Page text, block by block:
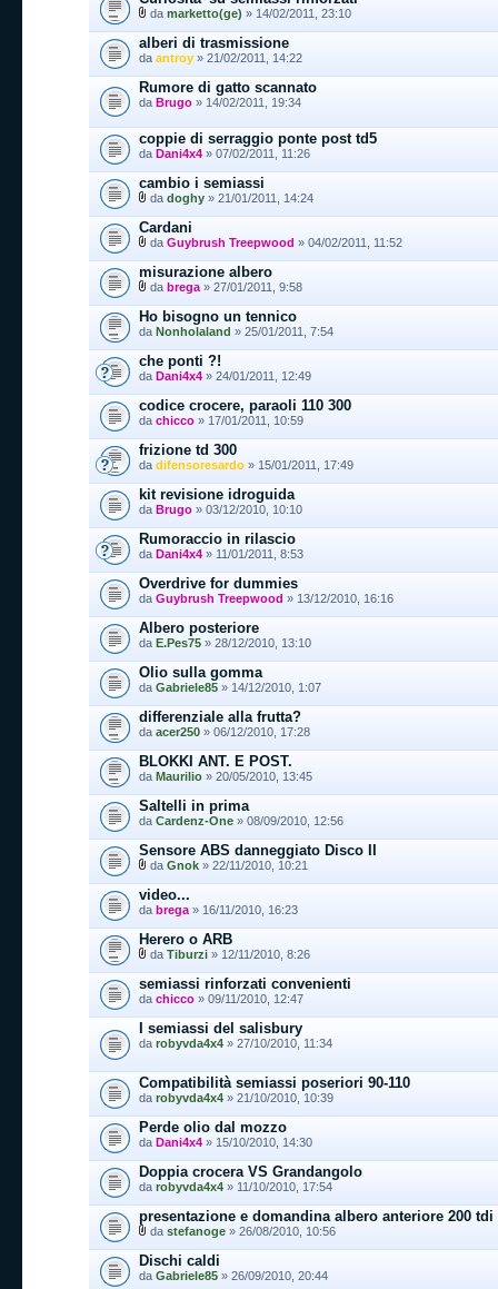
da marketto(ge) » 14/02/2011, 23:10
alberi di trasmissione
da antroy » 21/02/2011, 14:22
Rumore di gatto scannato
da Brugo » 14/02/2011, 19:34
coppie di serraggio ponte post td5
da Dani4x4 » 07/02/2011, 11:26
cambio i semiassi
da doghy » 21/01/2011, 14:24
Cardani
da Guybrush Treepwood » 04/02/2011, 11:52
misurazione albero
da brega » 27/01/2011, 9:58
Ho bisogno un tennico
da Nonholaland » 25/01/2011, 7:54
che ponti ?!
da Dani4x4 » 24/01/2011, 12:49
codice crocere, paraoli 110 300
da chicco » 17/01/2011, 10:59
frizione td 300
da difensoresardo » 15/01/2011, 17:49
kit revisione idroguida
da Brugo » 03/12/2010, 10:10
Rumoraccio in rilascio
da Dani4x4 » 11/01/2011, 8:53
Overdrive for dummies
da Guybrush Treepwood » 13/12/2010, 16:16
Albero posteriore
da E.Pes75 » 28/12/2010, 13:10
Olio sulla gomma
da Gabriele85 » 14/12/2010, 1:07
differenziale alla frutta?
da acer250 » 06/12/2010, 17:28
BLOKKI ANT. E POST.
da Maurilio » 20/05/2010, 13:45
Saltelli in prima
da Cardenz-One » 08/09/2010, 12:56
Sensore ABS danneggiato Disco II
da Gnok » 22/11/2010, 10:21
video...
da brega » 16/11/2010, 16:23
Herero o ARB
da Tiburzi » 12/11/2010, 8:26
semiassi rinforzati convenienti
da chicco » 09/11/2010, 12:47
I semiassi del salisbury
da robyvda4x4 » 27/10/2010, 11:34
Compatibilità semiassi poseriori 90-110
da robyvda4x4 » 21/10/2010, 10:39
Perde olio dal mozzo
da Dani4x4 » 15/10/2010, 14:30
Doppia crocera VS Grandangolo
da robyvda4x4 » 11/10/2010, 17:54
presentazione e domandina albero anteriore 200 tdi
da stefanoge » 26/08/2010, 10:56
Dischi caldi
da Gabriele85 » 26/09/2010, 20:44